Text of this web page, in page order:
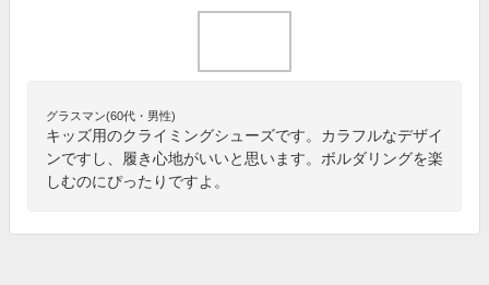
グラスマン(60代・男性)
キッズ用のクライミングシューズです。カラフルなデザイ
ンですし、履き心地がいいと思います。ボルダリングを楽
しむのにぴったりですよ。